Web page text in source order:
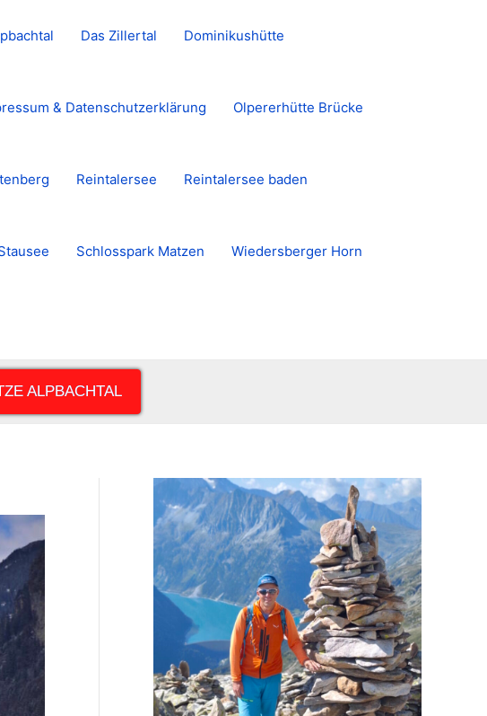
Das Zillertal Dominikushütte
& Datenschutzerklärung Olpererhütte Brücke
Reintalersee Reintalersee baden
Schlosspark Matzen Wiedersberger Horn
ALPBACHTAL